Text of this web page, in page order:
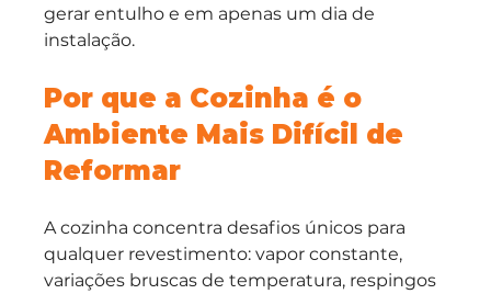
gerar entulho e em apenas um dia de
instalação.
Por que a Cozinha é o
Ambiente Mais Difícil de
Reformar
A cozinha concentra desafios únicos para
qualquer revestimento: vapor constante,
variações bruscas de temperatura, respingos